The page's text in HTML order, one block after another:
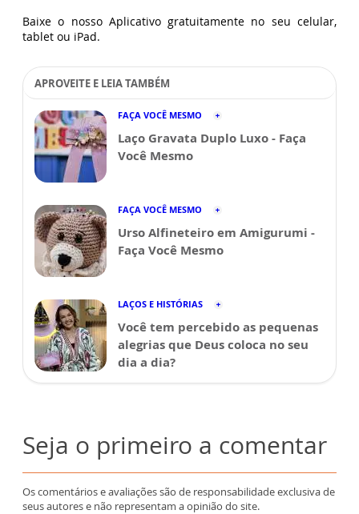
Baixe o nosso Aplicativo gratuitamente no seu celular,
tablet ou iPad.
APROVEITE E LEIA TAMBÉM
FAÇA VOCÊ MESMO
Laço Gravata Duplo Luxo - Faça
Você Mesmo
FAÇA VOCÊ MESMO
Urso Alfineteiro em Amigurumi -
Faça Você Mesmo
LAÇOS E HISTÓRIAS
Você tem percebido as pequenas
alegrias que Deus coloca no seu
dia a dia?
Seja o primeiro a comentar
Os comentários e avaliações são de responsabilidade exclusiva de
seus autores e não representam a opinião do site.